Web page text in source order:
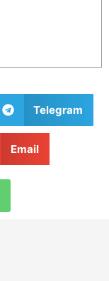
Telegram
Email